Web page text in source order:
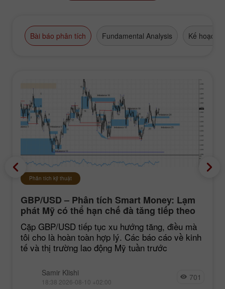
Bài báo phân tích Fundamental Analysis Kế hoạch
Phân tích kỹ thuật
GBP/USD – Phân tích Smart Money: Lạm
phát Mỹ có thể hạn chế đà tăng tiếp theo
của đồng bảng Anh
Cặp GBP/USD tiếp tục xu hướng tăng, điều mà
tôi cho là hoàn toàn hợp lý. Các báo cáo về kinh
tế và thị trường lao động Mỹ tuần trước
Samir Klishi
18:38 2026-08-10 +02:00 701